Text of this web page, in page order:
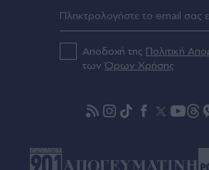
Πριν 42 λεπτά
Πτήση τρόμου της Ryanair:
επιβάτιδα που συγκράτησε τον
Ρώσοι χάκερ του Κρεμλίνου πίσω
βίντεο της παραίτησης του Μερτς
Αποδοχή της Πολιτική
τωνΌρων Χρήσης